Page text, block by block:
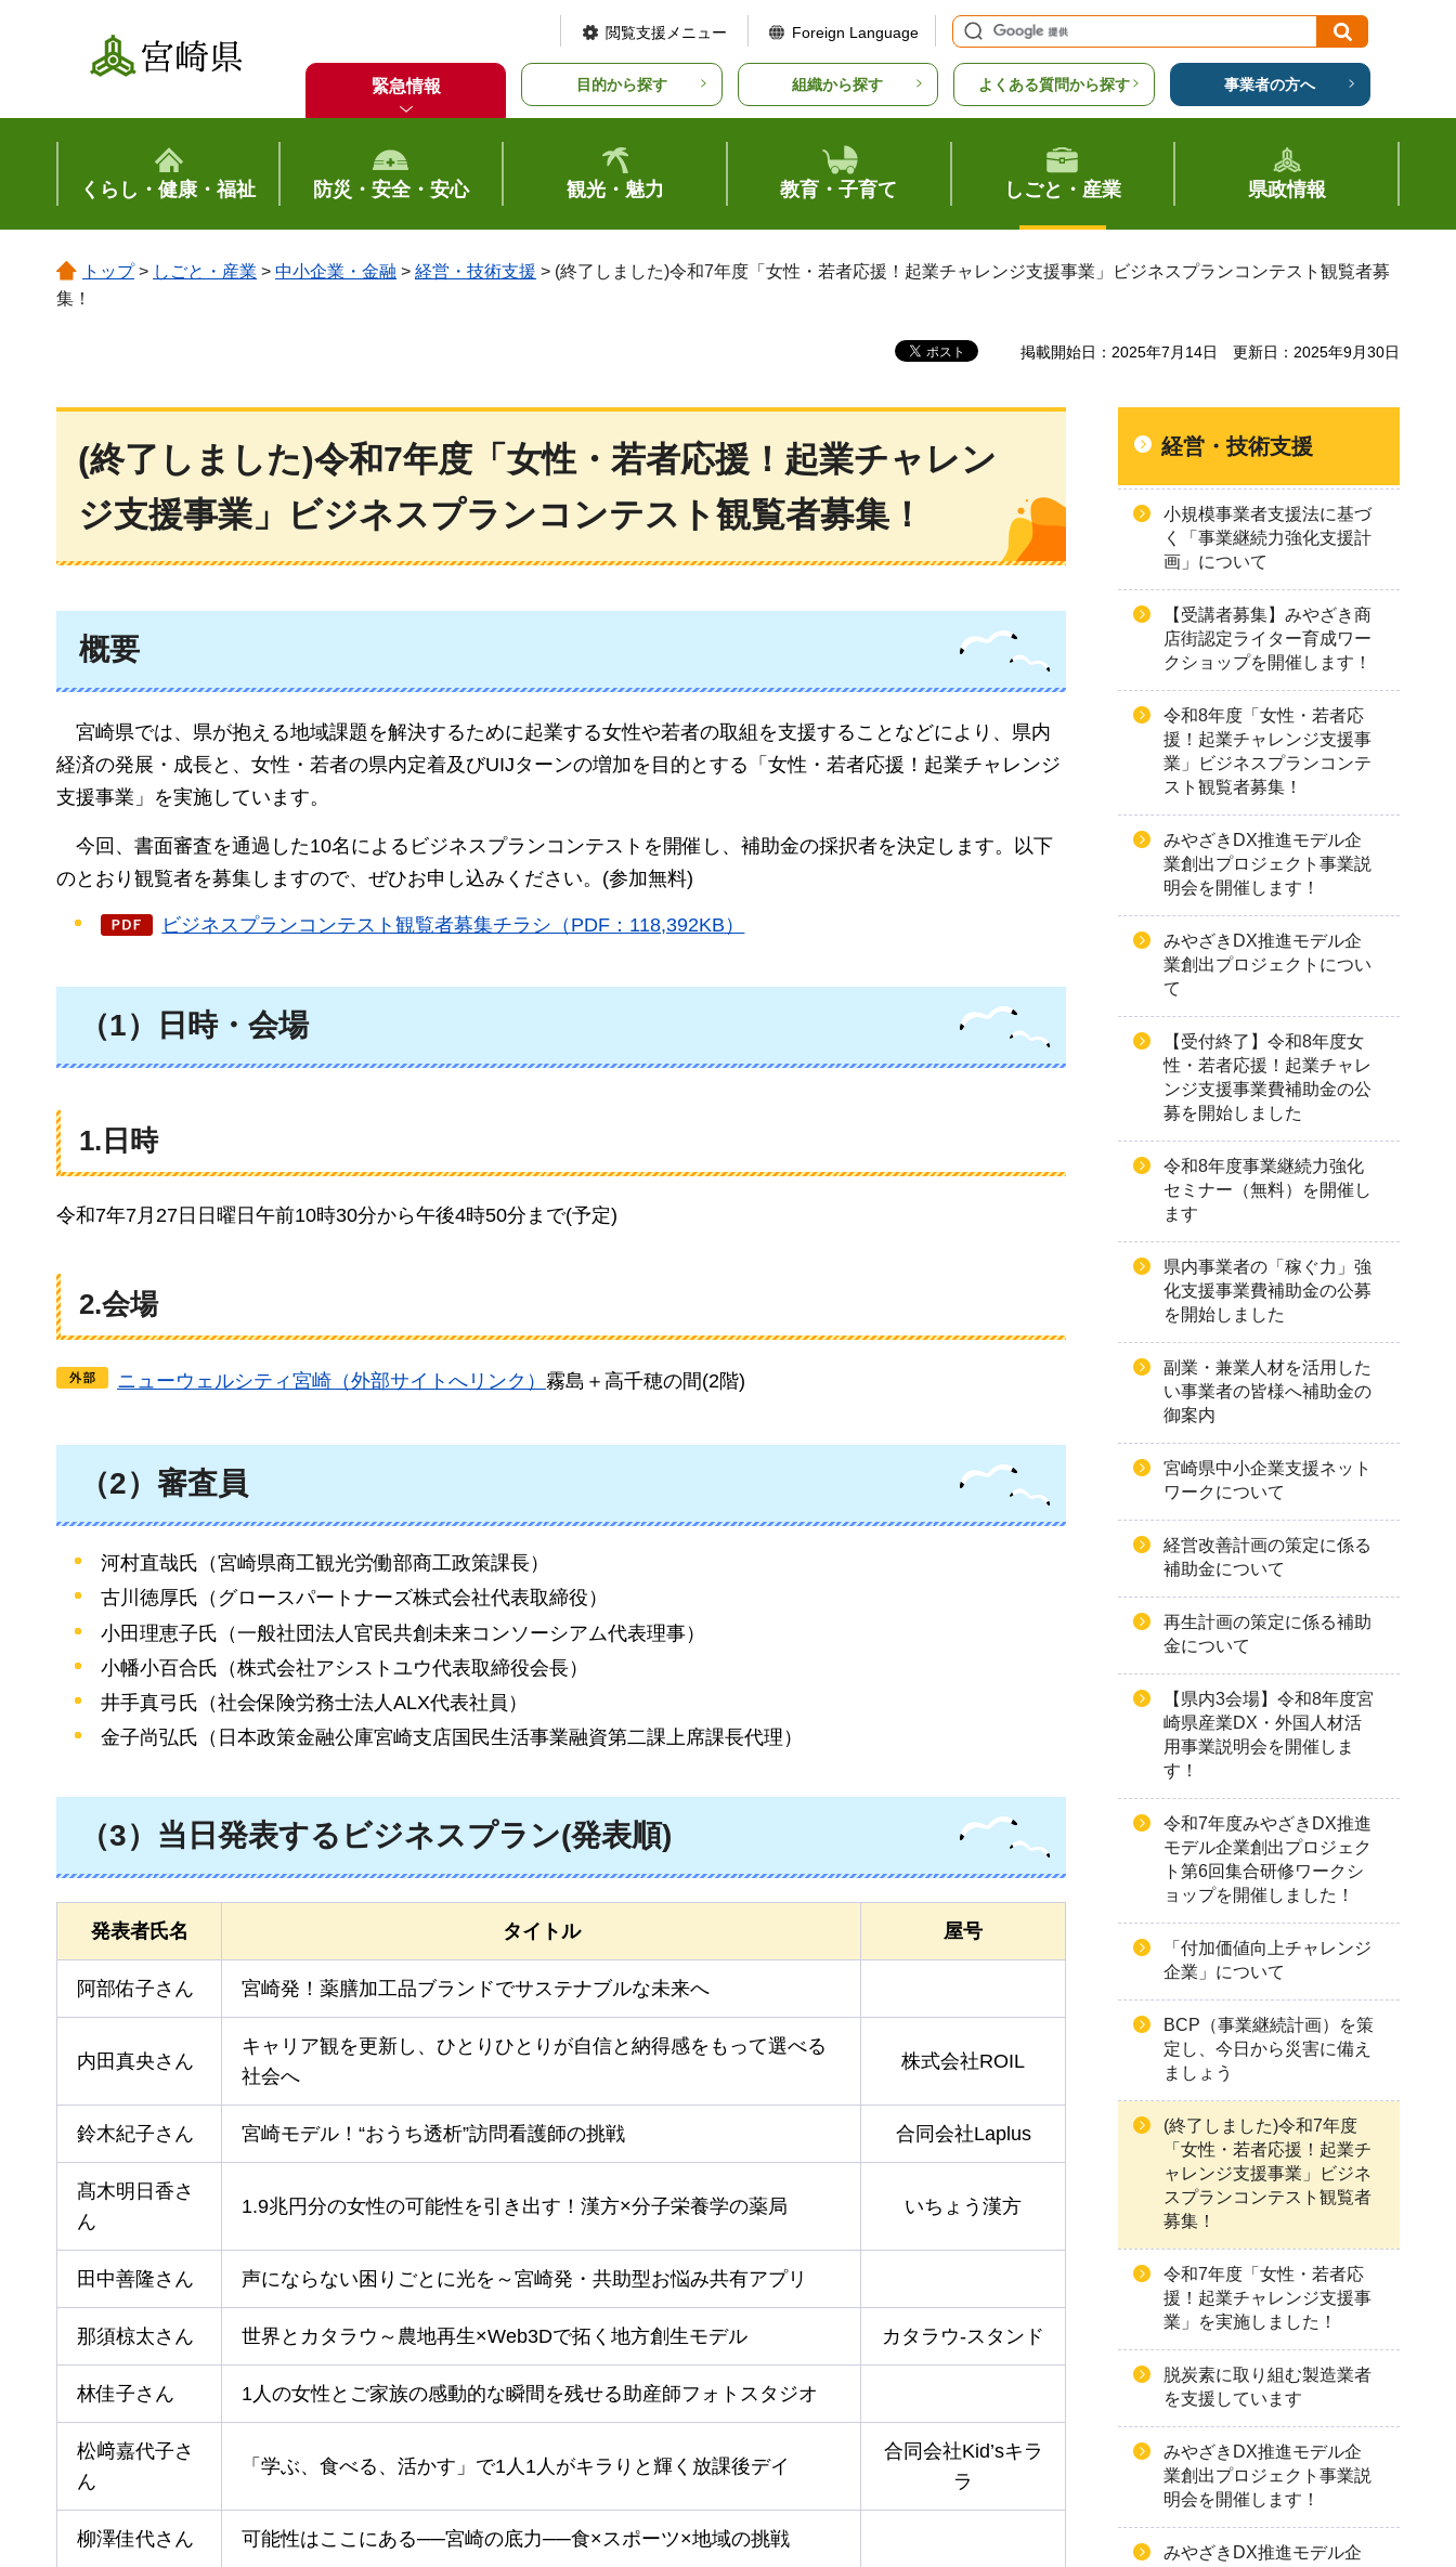
宮崎県
閲覧支援メニュー Foreign Language
緊急情報 目的から探す 組織から探す よくある質問から探す 事業者の方へ
くらし・健康・福祉 防災・安全・安心 観光・魅力 教育・子育て しごと・産業 県政情報
トップ> しごと・産業 > 中小企業・金融 > 経営・技術支援 > (終了しました)令和7年度「女性・若者応援！起業チャレンジ支援事業」ビジネスプランコンテスト観覧者募
集！
掲載開始日：2025年7月14日 更新日：2025年9月30日
(終了しました)令和7年度「女性・若者応援！起業チャレン
ジ支援事業」ビジネスプランコンテスト観覧者募集！
概要
宮崎県では、県が抱える地域課題を解決するために起業する女性や若者の取組を支援することなどにより、県内
経済の発展・成長と、女性・若者の県内定着及びUIJターンの増加を目的とする「女性・若者応援！起業チャレンジ
支援事業」を実施しています。
今回、 書面審査を通過した10名によるビジネスプランコンテストを開催し、補助金の採択者を決定します。以下
のとおり観覧者を募集しますので、ぜひお申し込みください。(参加無料)
ビジネスプランコンテスト観覧者募集チラシ（PDF：118,392KB）
（1）日時・会場
1.日時
令和7年7月27日日曜日午前10時30分から午後4時50分まで(予定)
2.会場
ニューウェルシティ宮崎（外部サイトへリンク） 霧島＋高千穂の間(2階)
（2）審査員
河村直哉氏（宮崎県商工観光労働部商工政策課長）
古川徳厚氏（グロースパートナーズ株式会社代表取締役）
小田理恵子氏（一般社団法人官民共創未来コンソーシアム代表理事）
小幡小百合氏（株式会社アシストユウ代表取締役会長）
井手真弓氏（社会保険労務士法人ALX代表社員）
金子尚弘氏（日本政策金融公庫宮崎支店国民生活事業融資第二課上席課長代理）
（3）当日発表するビジネスプラン(発表順)
発表者氏名 タイトル 屋号
阿部佑子さん 宮崎発！薬膳加工品ブランドでサステナブルな未来へ
内田真央さん
キャリア観を更新し、ひとりひとりが自信と納得感をもって選べる
社会へ
株式会社ROIL
鈴木紀子さん 宮崎モデル！“おうち透析”訪問看護師の挑戦 合同会社Laplus
髙木明日香さ
ん
1.9兆円分の女性の可能性を引き出す！漢方×分子栄養学の薬局 いちょう漢方
田中善隆さん 声にならない困りごとに光を～宮崎発・共助型お悩み共有アプリ
那須椋太さん 世界とカタラウ～農地再生×Web3Dで拓く地方創生モデル カタラウ-スタンド
林佳子さん 1人の女性とご家族の感動的な瞬間を残せる助産師フォトスタジオ
松﨑嘉代子さ
ん
「学ぶ、食べる、活かす」で1人1人がキラりと輝く放課後デイ
合同会社Kid’sキラ
ラ
柳澤佳代さん 可能性はここにある──宮崎の底力──食×スポーツ×地域の挑戦
経営・技術支援
小規模事業者支援法に基づ
く「事業継続力強化支援計
画」について
【受講者募集】みやざき商
店街認定ライター育成ワー
クショップを開催します！
令和8年度「女性・若者応
援！起業チャレンジ支援事
業」ビジネスプランコンテ
スト観覧者募集！
みやざきDX推進モデル企
業創出プロジェクト事業説
明会を開催します！
みやざきDX推進モデル企
業創出プロジェクトについ
て
【受付終了】令和8年度女
性・若者応援！起業チャレ
ンジ支援事業費補助金の公
募を開始しました
令和8年度事業継続力強化
セミナー（無料）を開催し
ます
県内事業者の「稼ぐ力」強
化支援事業費補助金の公募
を開始しました
副業・兼業人材を活用した
い事業者の皆様へ補助金の
御案内
宮崎県中小企業支援ネット
ワークについて
経営改善計画の策定に係る
補助金について
再生計画の策定に係る補助
金について
【県内3会場】令和8年度宮
崎県産業DX・外国人材活
用事業説明会を開催しま
す！
令和7年度みやざきDX推進
モデル企業創出プロジェク
ト第6回集合研修ワークシ
ョップを開催しました！
「付加価値向上チャレンジ
企業」について
BCP（事業継続計画）を策
定し、今日から災害に備え
ましょう
(終了しました)令和7年度
「女性・若者応援！起業チ
ャレンジ支援事業」ビジネ
スプランコンテスト観覧者
募集！
令和7年度「女性・若者応
援！起業チャレンジ支援事
業」を実施しました！
脱炭素に取り組む製造業者
を支援しています
みやざきDX推進モデル企
業創出プロジェクト事業説
明会を開催します！
みやざきDX推進モデル企